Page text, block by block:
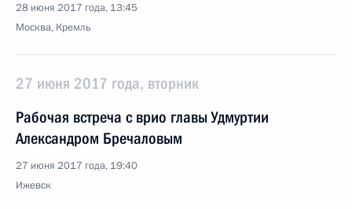
28 июня 2017 года, 13:45
Москва, Кремль
27 июня 2017 года, вторник
Рабочая встреча с врио главы Удмуртии
Александром Бречаловым
27 июня 2017 года, 19:40
Ижевск